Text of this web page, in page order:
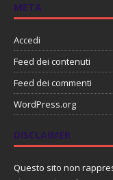
META
Accedi
Feed dei contenuti
Feed dei commenti
WordPress.org
DISCLAIMER
Questo sito non